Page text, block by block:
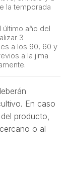
la temporada
último año del
3
a los 90, 60 y
a la jima
En caso
producto,
o al